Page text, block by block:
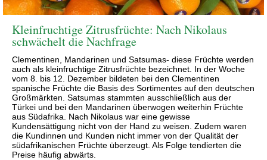
Kleinfruchtige Zitrusfrüchte: Nach Nikolaus
schwächelt die Nachfrage
Clementinen, Mandarinen und Satsumas- diese Früchte werden
auch als kleinfruchtige Zitrusfrüchte bezeichnet. In der Woche
vom 8. bis 12. Dezember bildeten bei den Clementinen
spanische Früchte die Basis des Sortimentes auf den deutschen
Großmärkten. Satsumas stammten ausschließlich aus der
Türkei und bei den Mandarinen überwogen weiterhin Früchte
aus Südafrika. Nach Nikolaus war eine gewisse
Kundensättigung nicht von der Hand zu weisen. Zudem waren
die Kundinnen und Kunden nicht immer von der Qualität der
südafrikanischen Früchte überzeugt. Als Folge tendierten die
Preise häufig abwärts.